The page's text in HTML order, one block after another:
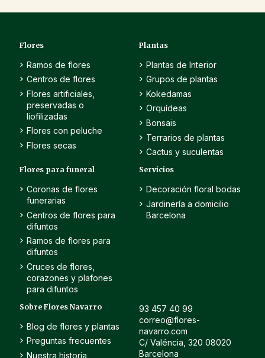
Flores
Ramos de flores
Centros de flores
Flores artificiales,
preservadas o
liofilizadas
Flores con peluche
Flores secas
Plantas
Plantas de Interior
Grupos de plantas
Kokedamas
Orquídeas
Bonsais
Terrarios de plantas
Cactus y suculentas
Flores para funeral
Coronas de flores
funerarias
Centros de flores para
difuntos
Ramos de flores para
difuntos
Cruces de flores,
corazones y plafones
para difuntos
Servicios
Decoración floral bodas
Jardinería a domicilio
Barcelona
Sobre Flores Navarro
Blog de flores y plantas
Preguntas frecuentes
Nuestra historia
93 457 40 99
correo@flores-
navarro.com
C/ Valéncia, 320 08020
Barcelona